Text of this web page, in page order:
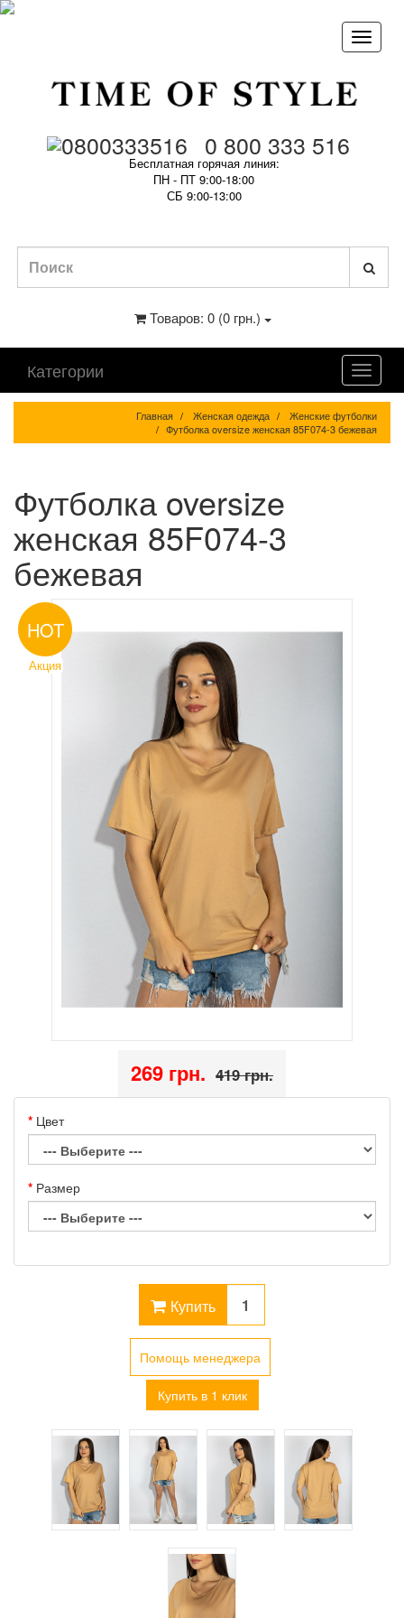
0 800 333 516
Бесплатная горячая линия:
ПН - ПТ 9:00-18:00
СБ 9:00-13:00
Товаров: 0 (0 грн.)
Категории
Главная Женская одежда
Женские футболки
Футболка oversize женская 85F074-3 бежевая
Футболка oversize
женская 85F074-3
бежевая
HOT
Акция
269 грн. 419 грн.
Цвет
Размер
Купить
Помощь менеджера
Купить в 1 клик